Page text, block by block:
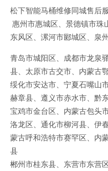
松下智能马桶维修同城售后
惠州市惠城区、景德镇市珠
东风区、漯河市郾城区、泉
青岛市城阳区、成都市龙泉
县、太原市古交市、内蒙古
绥化市安达市、宁夏石嘴山
赫章县、遵义市赤水市、黔
宝鸡市金台区、内蒙古包头
洛龙区、通化市柳河县、伊
蒙古呼和浩特市赛罕区、内
县
郴州市桂东县、东营市东营